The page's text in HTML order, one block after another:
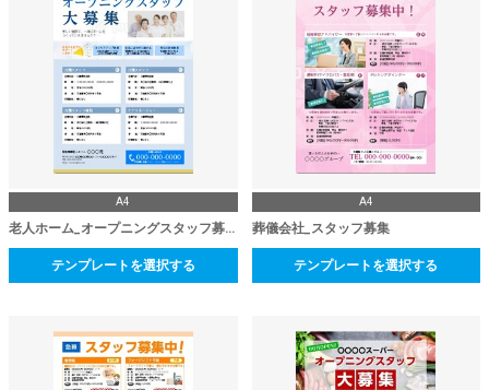
A4
老人ホーム_オープニングスタッフ募集
テンプレートを選択する
A4
葬儀会社_スタッフ募集
テンプレートを選択する